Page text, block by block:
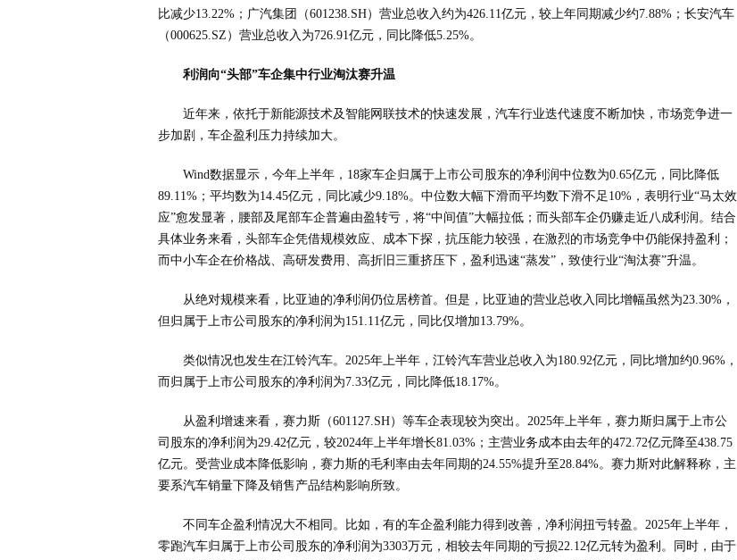
比减少13.22%；广汽集团（601238.SH）营业总收入约为426.11亿元，较上年同期减少约7.88%；长安汽车
（000625.SZ）营业总收入为726.91亿元，同比降低5.25%。
利润向“头部”车企集中行业淘汰赛升温
近年来，依托于新能源技术及智能网联技术的快速发展，汽车行业迭代速度不断加快，市场竞争进一
步加剧，车企盈利压力持续加大。
Wind数据显示，今年上半年，18家车企归属于上市公司股东的净利润中位数为0.65亿元，同比降低
89.11%；平均数为14.45亿元，同比减少9.18%。中位数大幅下滑而平均数下滑不足10%，表明行业“马太效
应”愈发显著，腰部及尾部车企普遍由盈转亏，将“中间值”大幅拉低；而头部车企仍赚走近八成利润。结合
具体业务来看，头部车企凭借规模效应、成本下探，抗压能力较强，在激烈的市场竞争中仍能保持盈利；
而中小车企在价格战、高研发费用、高折旧三重挤压下，盈利迅速“蒸发”，致使行业“淘汰赛”升温。
从绝对规模来看，比亚迪的净利润仍位居榜首。但是，比亚迪的营业总收入同比增幅虽然为23.30%，
但归属于上市公司股东的净利润为151.11亿元，同比仅增加13.79%。
类似情况也发生在江铃汽车。2025年上半年，江铃汽车营业总收入为180.92亿元，同比增加约0.96%，
而归属于上市公司股东的净利润为7.33亿元，同比降低18.17%。
从盈利增速来看，赛力斯（601127.SH）等车企表现较为突出。2025年上半年，赛力斯归属于上市公
司股东的净利润为29.42亿元，较2024年上半年增长81.03%；主营业务成本由去年的472.72亿元降至438.75
亿元。受营业成本降低影响，赛力斯的毛利率由去年同期的24.55%提升至28.84%。赛力斯对此解释称，主
要系汽车销量下降及销售产品结构影响所致。
不同车企盈利情况大不相同。比如，有的车企盈利能力得到改善，净利润扭亏转盈。2025年上半年，
零跑汽车归属于上市公司股东的净利润为3303万元，相较去年同期的亏损22.12亿元转为盈利。同时，由于